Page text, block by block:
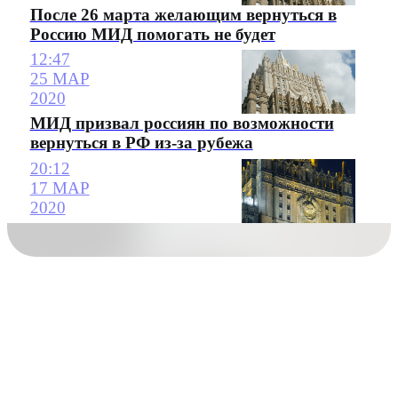
После 26 марта желающим вернуться в
Россию МИД помогать не будет
12:47
25 МАР
2020
МИД призвал россиян по возможности
вернуться в РФ из-за рубежа
20:12
17 МАР
2020